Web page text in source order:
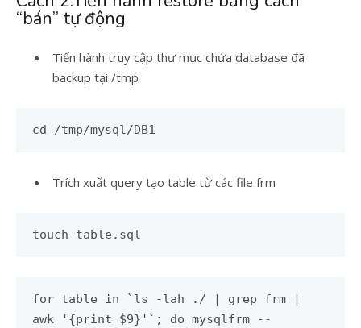
“bán” tự động
Tiến hành truy cập thư mục chứa database đã
backup tại /tmp
cd /tmp/mysql/DB1
Trích xuất query tạo table từ các file frm
touch table.sql
for table in `ls -lah ./ | grep frm |
awk '{print $9}'`; do mysqlfrm --